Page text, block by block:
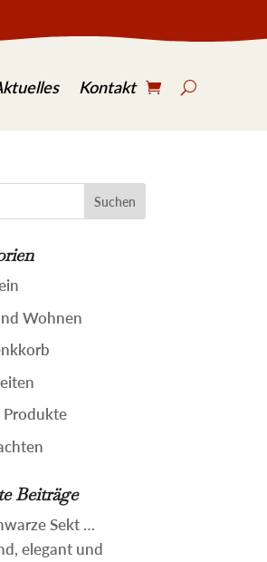
Kontakt
Wohnen
Produkte
Beiträge
Sekt …
elegant und